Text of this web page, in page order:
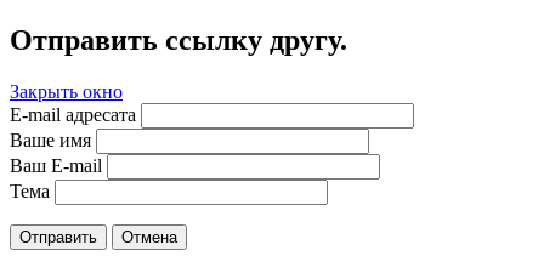
Отправить ссылку другу.
Закрыть окно
E-mail адресата
Ваше имя
Ваш E-mail
Тема
Отправить Отмена